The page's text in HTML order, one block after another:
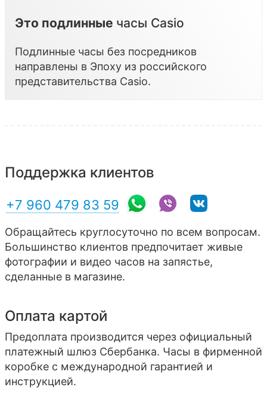
Это подлинные часы Casio
Подлинные часы без посредников
направлены в Эпоху из российского
представительства Casio.
Поддержка клиентов
+7 960 479 83 59
Обращайтесь круглосуточно по всем вопросам.
Большинство клиентов предпочитает живые
фотографии и видео часов на запястье,
сделанные в магазине.
Оплата картой
Предоплата производится через официальный
платежный шлюз Сбербанка. Часы в фирменной
коробке с международной гарантией и
инструкцией.